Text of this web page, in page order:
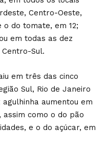
Centro-Oeste,
o do tomate, em 12;
em todas as dez
Sul.
em três das cinco
Sul, Rio de Janeiro
aumentou em
assim como o do pão
e o do açúcar, em